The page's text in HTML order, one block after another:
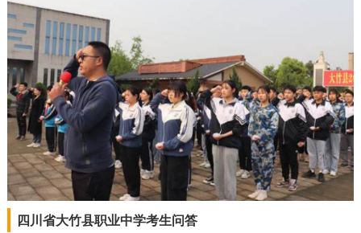
四川省大竹县职业中学考生问答